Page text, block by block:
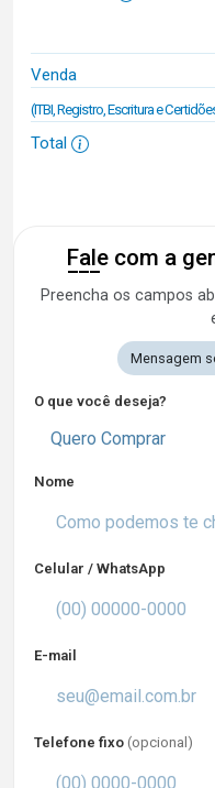
Venda
(ITBI, Registro, Escritura e
Total
Fale com a
Preencha os campos
Mensagem
O que você deseja?
Quero Comprar
Nome
Celular / WhatsApp
E-mail
Telefone fixo (opcional)